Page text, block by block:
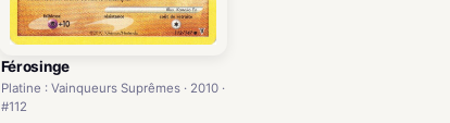
Férosinge
Platine : Vainqueurs Suprêmes · 2010 ·
#112